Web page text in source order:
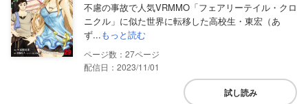
不慮の事故で人気VRMMO「フェアリーテイル・クロ
ニクル」に似た世界に転移した高校生・東宏（あ
ず...もっと読む
27
配信日：2023/11/01
試し読み